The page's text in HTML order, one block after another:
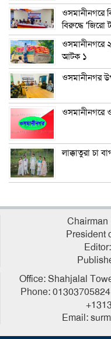
ওসমানীনগরে
বিরুদ্ধে ‘জিরো
ওসমানীনগরে
আটক ১
ওসমানীনগর
ওসমানীনগরে
লাক্কাতুরা চা
Chairman
President
Office: Shahjalal
Phone:
Email: